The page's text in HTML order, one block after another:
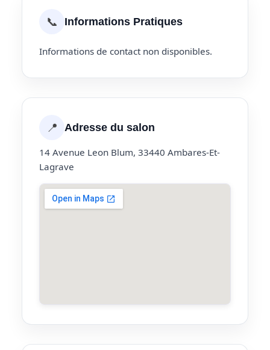
📞 Informations Pratiques
Informations de contact non disponibles.
📍 Adresse du salon
14 Avenue Leon Blum, 33440 Ambares-Et-
Lagrave